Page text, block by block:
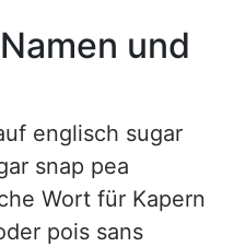
und
englisch sugar
snap pea
Wort für Kapern
pois sans